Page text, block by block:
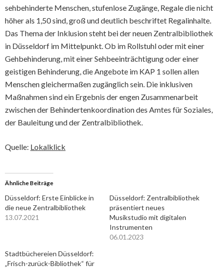
sehbehinderte Menschen, stufenlose Zugänge, Regale die nicht
höher als 1,50 sind, groß und deutlich beschriftet Regalinhalte.
Das Thema der Inklusion steht bei der neuen Zentralbibliothek
in Düsseldorf im Mittelpunkt. Ob im Rollstuhl oder mit einer
Gehbehinderung, mit einer Sehbeeinträchtigung oder einer
geistigen Behinderung, die Angebote im KAP 1 sollen allen
Menschen gleichermaßen zugänglich sein. Die inklusiven
Maßnahmen sind ein Ergebnis der engen Zusammenarbeit
zwischen der Behindertenkoordination des Amtes für Soziales,
der Bauleitung und der Zentralbibliothek.
Quelle: Lokalklick
Ähnliche Beiträge
Düsseldorf: Erste Einblicke in
die neue Zentralbibliothek
13.07.2021
Düsseldorf: Zentralbibliothek
präsentiert neues
Musikstudio mit digitalen
Instrumenten
06.01.2023
Stadtbüchereien Düsseldorf:
„Frisch-zurück-Bibliothek“ für